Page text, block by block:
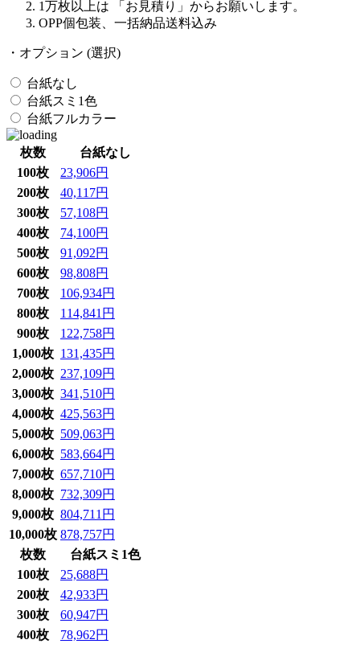
1万枚以上は 「お見積り」からお願いします。
OPP個包装、一括納品送料込み
・オプション (選択)
台紙なし
台紙スミ1色
台紙フルカラー
枚数
台紙なし
100枚
23,906円
200枚
40,117円
300枚
57,108円
400枚
74,100円
500枚
91,092円
600枚
98,808円
700枚
106,934円
800枚
114,841円
900枚
122,758円
1,000枚 131,435円
2,000枚 237,109円
3,000枚 341,510円
4,000枚 425,563円
5,000枚 509,063円
6,000枚 583,664円
7,000枚 657,710円
8,000枚 732,309円
9,000枚 804,711円
10,000枚 878,757円
枚数
台紙スミ1色
100枚
25,688円
200枚
42,933円
300枚
60,947円
400枚
78,962円